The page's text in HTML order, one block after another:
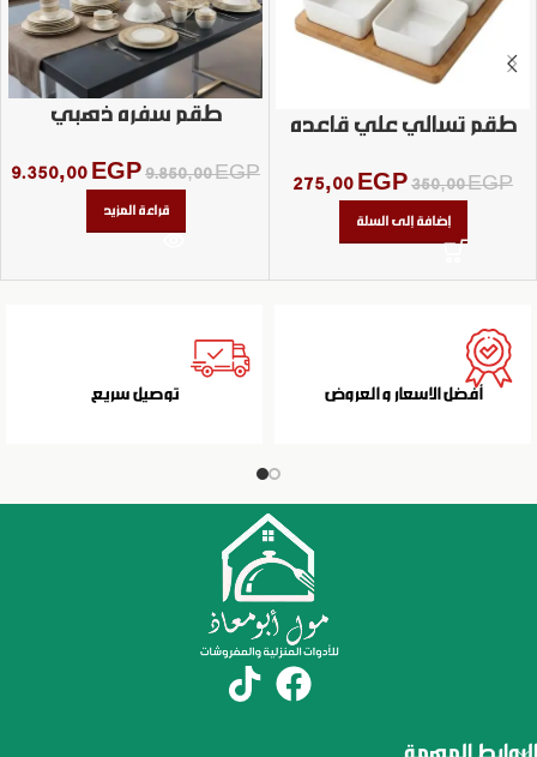
طقم تسالي علي قاعده
350,00EGP
275,00 EGP
إضافة إلى السلة
طقم سفره ذهبي
9.850,00EGP
9.350,00 EGP
قراءة المزيد
أفضل الاسعار و العروض توصيل سريع